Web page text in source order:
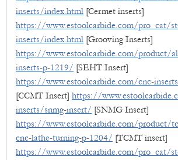
inserts/index.html [Cermet inserts]
https://www.estoolcarbide.com/pro_cat/
inserts/index.html [Grooving Inserts]
https://www.estoolcarbide.com/product/
inserts-p-1219/ [SEHT Insert]
https://www.estoolcarbide.com/cnc-
[CCMT Insert] https://
inserts/snmg-insert/ [SNMG Insert]
https://www.estoolcarbide.com/product/
cnc-lathe-turning-p-1204/ [TCMT insert]
https://www.estoolcarbide.com/pro_cat/